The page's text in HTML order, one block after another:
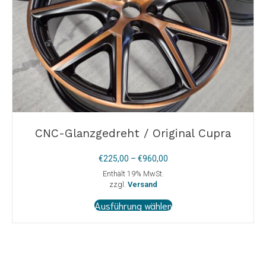
CNC-Glanzgedreht / Original Cupra
€225,00 – €960,00Preisspanne:
Enthält 19% MwSt.
zzgl. Versand
Ausführung wählenProdukt